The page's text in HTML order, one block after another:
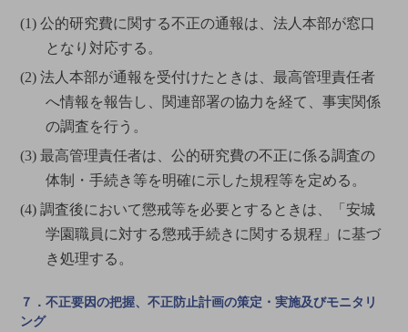
(1) 公的研究費に関する不正の通報は、法人本部が窓口
となり対応する。
(2) 法人本部が通報を受付けたときは、最高管理責任者
へ情報を報告し、関連部署の協力を経て、事実関係
の調査を行う。
(3) 最高管理責任者は、公的研究費の不正に係る調査の
体制・手続き等を明確に示した規程等を定める。
(4) 調査後において懲戒等を必要とするときは、「安城
学園職員に対する懲戒手続きに関する規程」に基づ
き処理する。
７．不正要因の把握、不正防止計画の策定・実施及びモニタリ
ング